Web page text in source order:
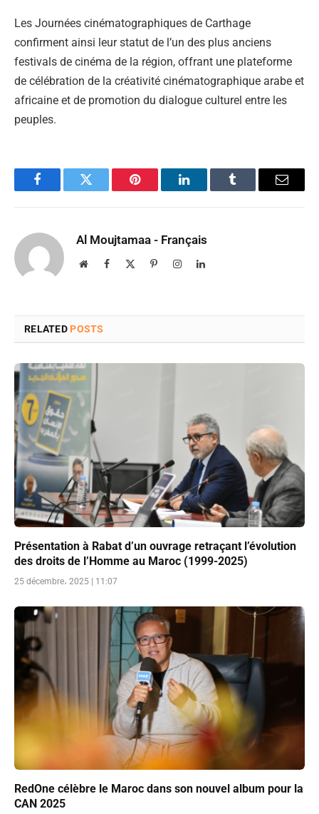
Les Journées cinématographiques de Carthage
confirment ainsi leur statut de l’un des plus anciens
festivals de cinéma de la région, offrant une plateforme
de célébration de la créativité cinématographique arabe et
africaine et de promotion du dialogue culturel entre les
peuples.
FacebookTwitter Pinterest LinkedInTumblr Email
Al Moujtamaa - Français
WebsiteFacebook PinterestInstagramLinkedIn
RELATED POSTS
Présentation à Rabat d’un ouvrage retraçant l’évolution
des droits de l’Homme au Maroc (1999-2025)
25 décembre، 2025 | 11:07
RedOne célèbre le Maroc dans son nouvel album pour la
CAN 2025